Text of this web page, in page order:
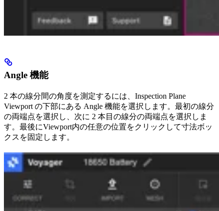
Angle 機能
2 本の線分間の角度を測定するには、Inspection Plane
Viewport の下部にある Angle 機能を選択します。最初の線分
の両端点を選択し、次に 2 本目の線分の両端点を選択しま
す。最後にViewport内の任意の位置をクリックして寸法ボッ
クスを固定します。